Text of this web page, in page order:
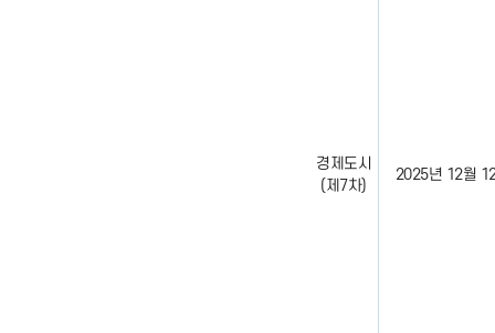
경제도시
(제7차)
2025년 12월